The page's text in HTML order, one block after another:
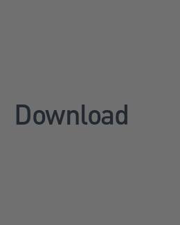
Download